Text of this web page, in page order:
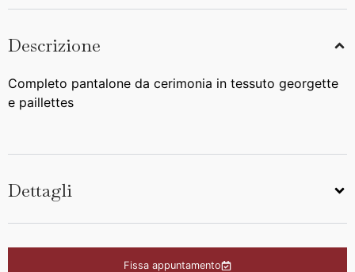
Descrizione
Completo pantalone da cerimonia in tessuto georgette
e paillettes
Dettagli
Fissa appuntamento